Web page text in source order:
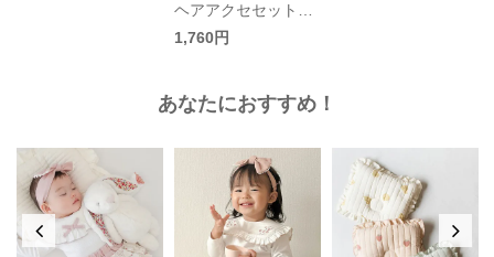
ヘアアクセセット／
モクモフ
1,760円
あなたにおすすめ！